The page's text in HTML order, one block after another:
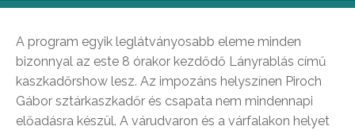
A program egyik leglátványosabb eleme minden
bizonnyal az este 8 órakor kezdődő Lányrablás című
kaszkadőrshow lesz. Az impozáns helyszínen Piroch
Gábor sztárkaszkadőr és csapata nem mindennapi
előadásra készül. A várudvaron és a várfalakon helyet